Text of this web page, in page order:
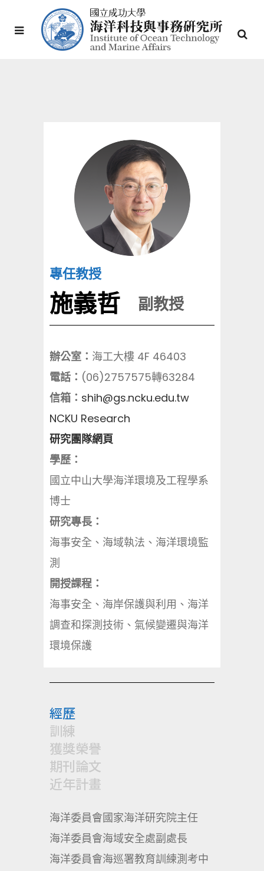
專任教授
施義哲 副教授
辦公室： 海工大樓 4F 46403
電話： (06)2757575轉63284
信箱： shih@gs.ncku.edu.tw
NCKU Research
研究團隊網頁
學歷：
國立中山大學海洋環境及工程學系
博士
研究專長：
海事安全、海域執法、海洋環境監
測
開授課程：
海事安全、海岸保護與利用、海洋
調查和探測技術、氣候變遷與海洋
環境保護
經歷
訓練
獲獎榮譽
期刊論文
近年計畫
海洋委員會國家海洋研究院主任
海洋委員會海域安全處副處長
海洋委員會海巡署教育訓練測考中